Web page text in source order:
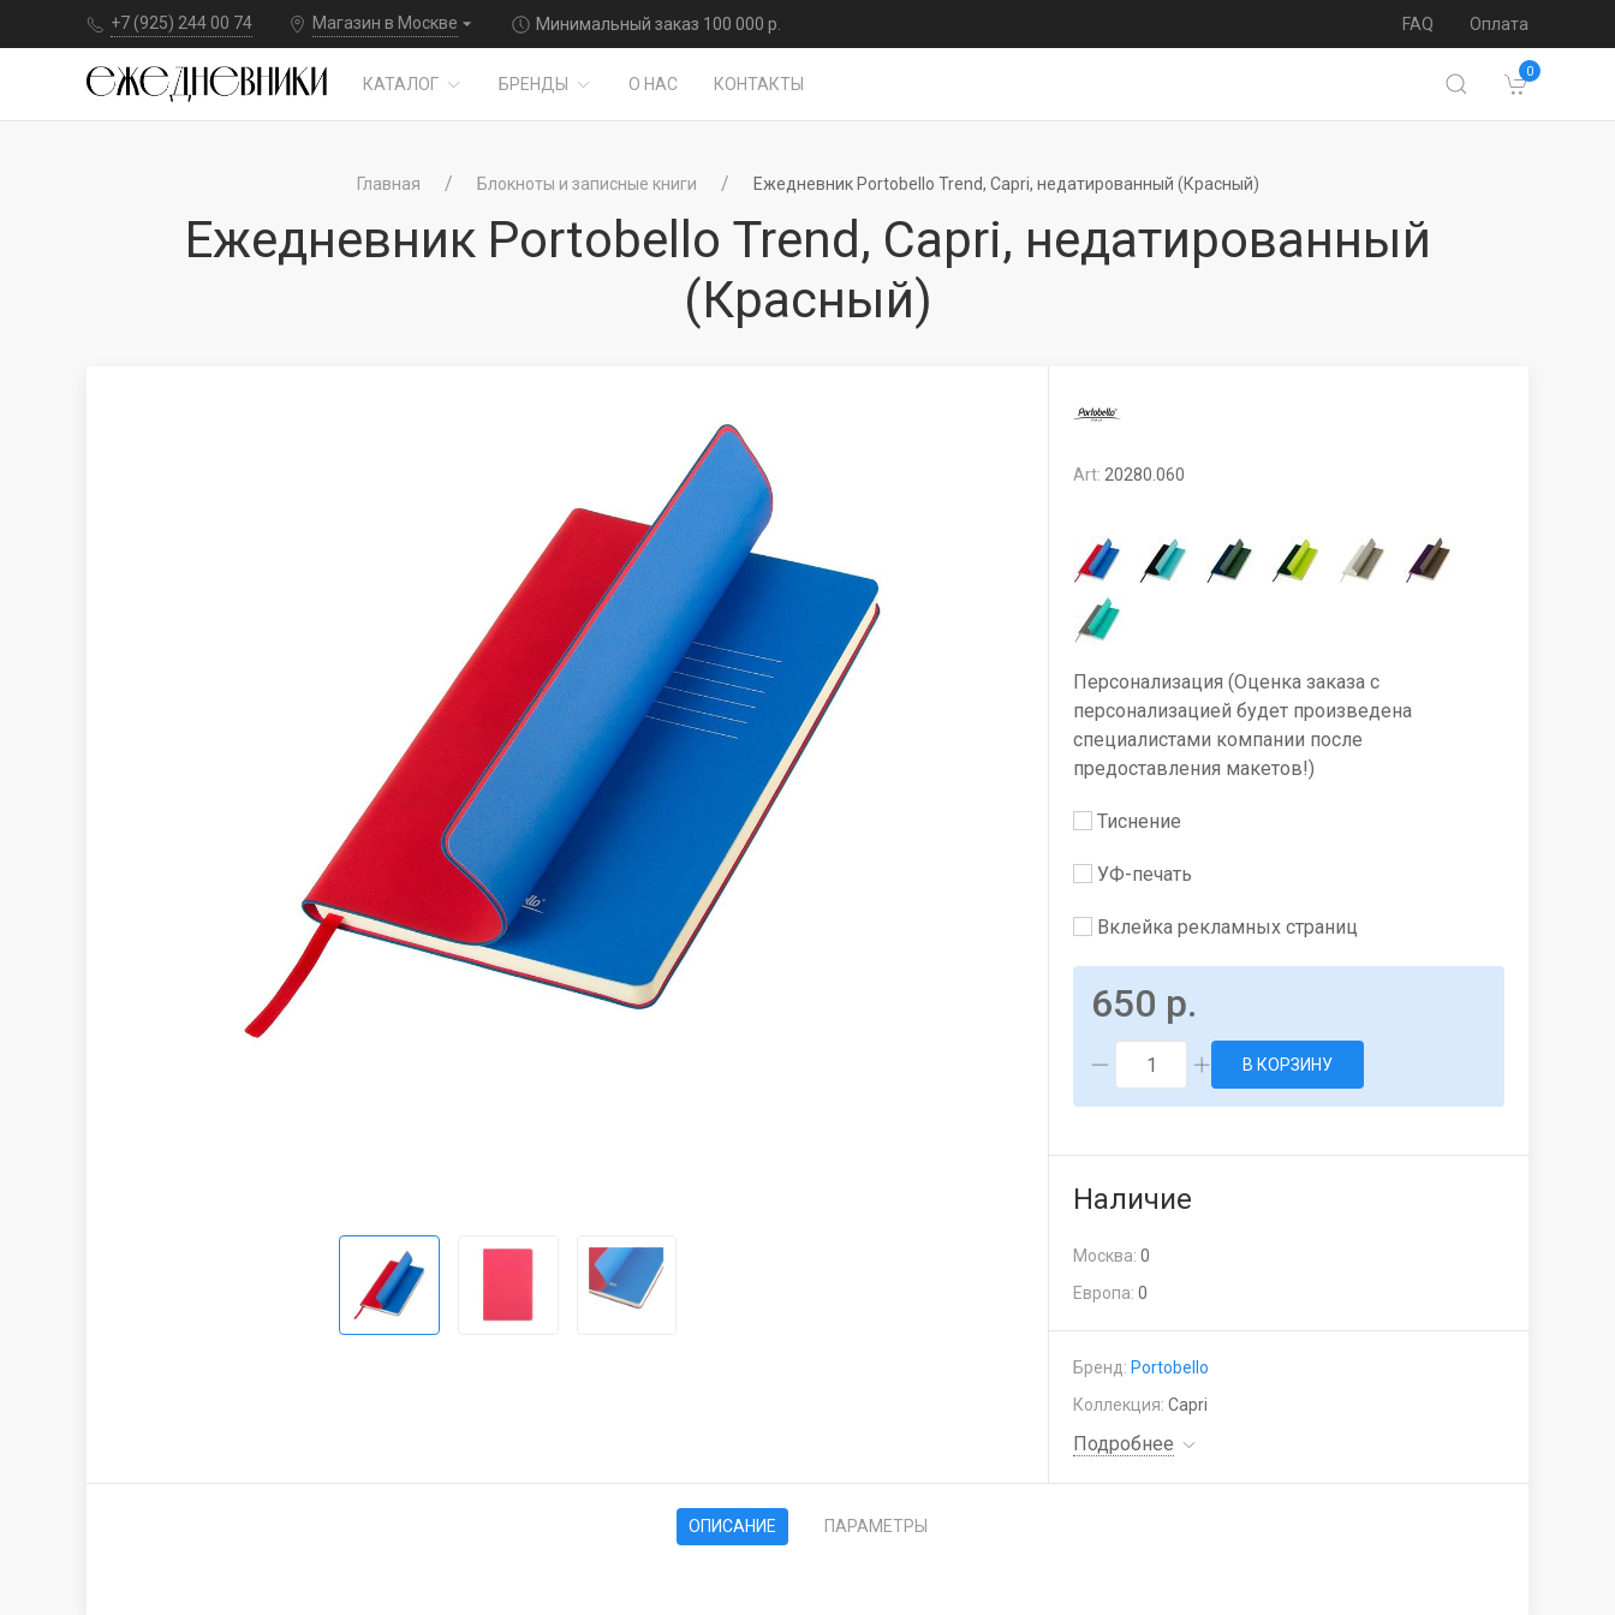
+7 (925) 244 00 74 Магазин в Москве Минимальный заказ 100 000 р. FAQ Оплата
КАТАЛОГ БРЕНДЫ О НАС КОНТАКТЫ
0
Главная Блокноты и записные книги Ежедневник Portobello Trend, Capri, недатированный (Красный)
Ежедневник Portobello Trend, Capri, недатированный
(Красный)
Art: 20280.060
Персонализация (Оценка заказа с
персонализацией будет произведена
специалистами компании после
предоставления макетов!)
Тиснение
УФ-печать
Вклейка рекламных страниц
650 р.
В КОРЗИНУ
Наличие
Москва:0
Европа:0
Бренд: Portobello
Коллекция:Capri
Подробнее
ОПИСАНИЕ ПАРАМЕТРЫ